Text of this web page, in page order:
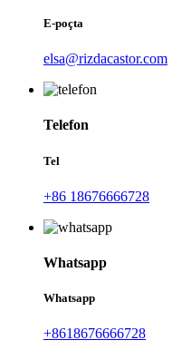
E-poçta
elsa@rizdacastor.com
Telefon
Tel
+86 18676666728
Whatsapp
Whatsapp
+8618676666728